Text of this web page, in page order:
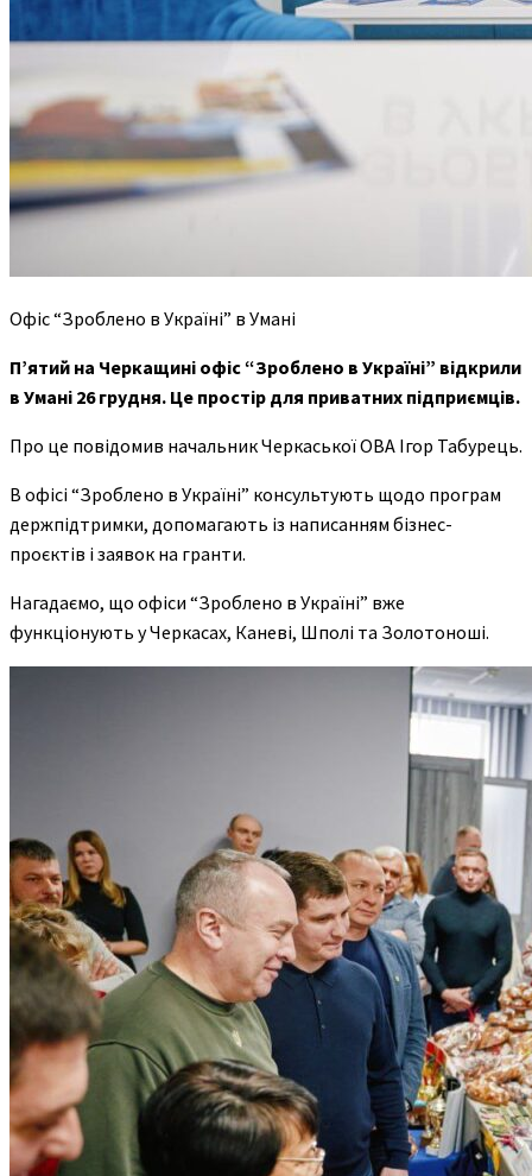
Офіс “Зроблено в Україні” в Умані
П’ятий на Черкащині офіс “Зроблено в Україні” відкрили
в Умані 26 грудня. Це простір для приватних підприємців.
Про це повідомив начальник Черкаської ОВА Ігор Табурець.
В офісі “Зроблено в Україні” консультують щодо програм
держпідтримки, допомагають із написанням бізнес-
проєктів і заявок на гранти.
Нагадаємо, що офіси “Зроблено в Україні” вже
функціонують у Черкасах, Каневі, Шполі та Золотоноші.